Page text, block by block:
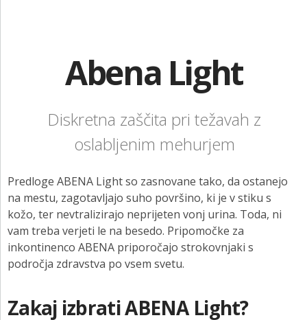
Umivalne krpice
Osebna zaščitna sredstva
Oskrba ran
Otroške pleničke
Za nosečnice in mamice
Intimna nega
Ostali izdelki
Abena Light
Diskretna zaščita pri težavah z
oslabljenim mehurjem
Predloge ABENA Light so zasnovane tako, da ostanejo
na mestu, zagotavljajo suho površino, ki je v stiku s
kožo, ter nevtralizirajo neprijeten vonj urina. Toda, ni
vam treba verjeti le na besedo. Pripomočke za
inkontinenco ABENA priporočajo strokovnjaki s
področja zdravstva po vsem svetu.
Zakaj izbrati ABENA Light?